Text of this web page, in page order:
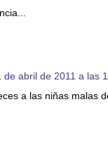
de abril de 2011 a las
a las niñas malas